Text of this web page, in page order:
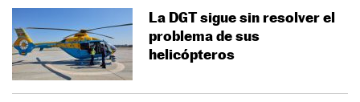
La DGT sigue sin resolver el
problema de sus
helicópteros